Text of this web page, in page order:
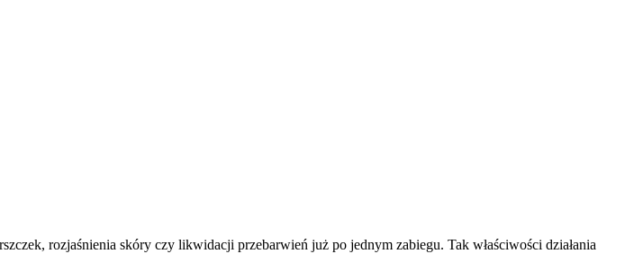
rozjaśnienia skóry czy likwidacji przebarwień już po jednym zabiegu. Tak właściwości działania